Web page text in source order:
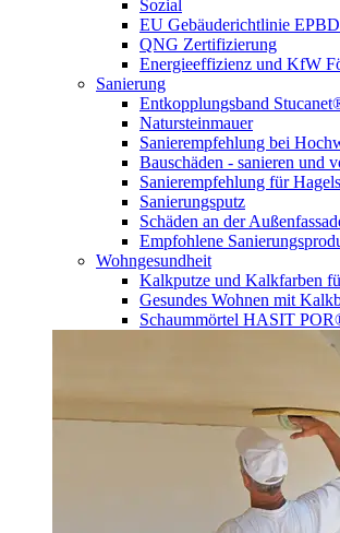
Sozial
EU Gebäuderichtlinie
QNG Zertifizierung
Energieeffizienz und KfW
Sanierung
Entkopplungsband
Natursteinmauer
Sanierempfehlung bei
Bauschäden - sanieren und
Sanierempfehlung für
Sanierungsputz
Schäden an der
Empfohlene
Wohngesundheit
Kalkputze und Kalkfarben
Gesundes Wohnen mit
Schaummörtel HASIT